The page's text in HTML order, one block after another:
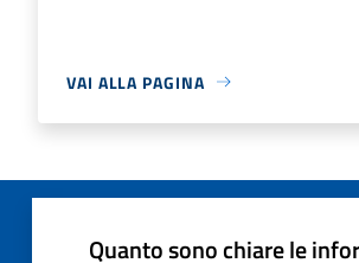
VAI ALLA PAGINA
Quanto sono chiare le